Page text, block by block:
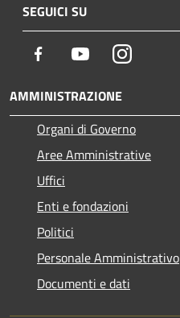
SEGUICI SU
Facebook YoutubeInstagram
AMMINISTRAZIONE
Organi di Governo
Aree Amministrative
Uffici
Enti e fondazioni
Politici
Personale Amministrativo
Documenti e dati